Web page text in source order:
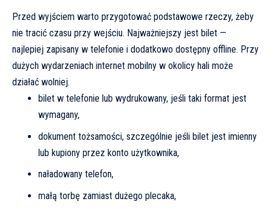
Przed wyjściem warto przygotować podstawowe rzeczy, żeby
nie tracić czasu przy wejściu. Najważniejszy jest bilet —
najlepiej zapisany w telefonie i dodatkowo dostępny offline. Przy
dużych wydarzeniach internet mobilny w okolicy hali może
działać wolniej.
bilet w telefonie lub wydrukowany, jeśli taki format jest
wymagany,
dokument tożsamości, szczególnie jeśli bilet jest imienny
lub kupiony przez konto użytkownika,
naładowany telefon,
małą torbę zamiast dużego plecaka,